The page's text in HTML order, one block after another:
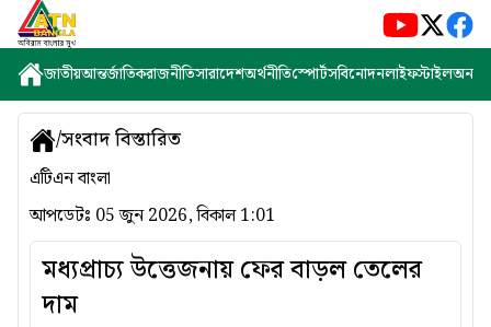
জাতীয়আন্তর্জাতিকরাজনীতিসারাদেশঅর্থনীতিস্পোর্টসবিনোদনলাইফস্টাইল
/সংবাদ বিস্তারিত
এটিএন বাংলা
আপডেটঃ 05 জুন 2026, বিকাল 1:01
মধ্যপ্রাচ্য উত্তেজনায় ফের বাড়ল তেলের
দাম